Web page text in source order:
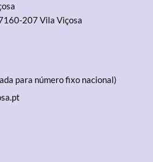
207 Vila Viçosa
para número fixo nacional)